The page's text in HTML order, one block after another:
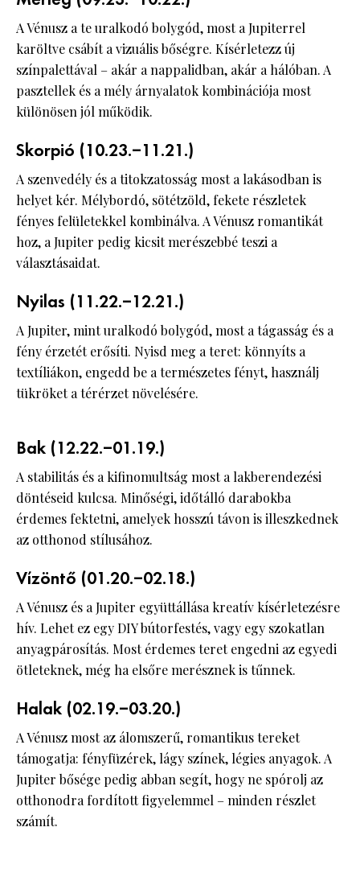
A Vénusz a te uralkodó bolygód, most a Jupiterrel
karöltve csábít a vizuális bőségre. Kísérletezz új
színpalettával – akár a nappalidban, akár a hálóban. A
pasztellek és a mély árnyalatok kombinációja most
különösen jól működik.
Skorpió (10.23.–11.21.)
A szenvedély és a titokzatosság most a lakásodban is
helyet kér. Mélybordó, sötétzöld, fekete részletek
fényes felületekkel kombinálva. A Vénusz romantikát
hoz, a Jupiter pedig kicsit merészebbé teszi a
választásaidat.
Nyilas (11.22.–12.21.)
A Jupiter, mint uralkodó bolygód, most a tágasság és a
fény érzetét erősíti. Nyisd meg a teret: könnyíts a
textíliákon, engedd be a természetes fényt, használj
tükröket a térérzet növelésére.
Bak (12.22.–01.19.)
A stabilitás és a kifinomultság most a lakberendezési
döntéseid kulcsa. Minőségi, időtálló darabokba
érdemes fektetni, amelyek hosszú távon is illeszkednek
az otthonod stílusához.
Vízöntő (01.20.–02.18.)
A Vénusz és a Jupiter együttállása kreatív kísérletezésre
hív. Lehet ez egy DIY bútorfestés, vagy egy szokatlan
anyagpárosítás. Most érdemes teret engedni az egyedi
ötleteknek, még ha elsőre merésznek is tűnnek.
Halak (02.19.–03.20.)
A Vénusz most az álomszerű, romantikus tereket
támogatja: fényfüzérek, lágy színek, légies anyagok. A
Jupiter bősége pedig abban segít, hogy ne spórolj az
otthonodra fordított figyelemmel – minden részlet
számít.